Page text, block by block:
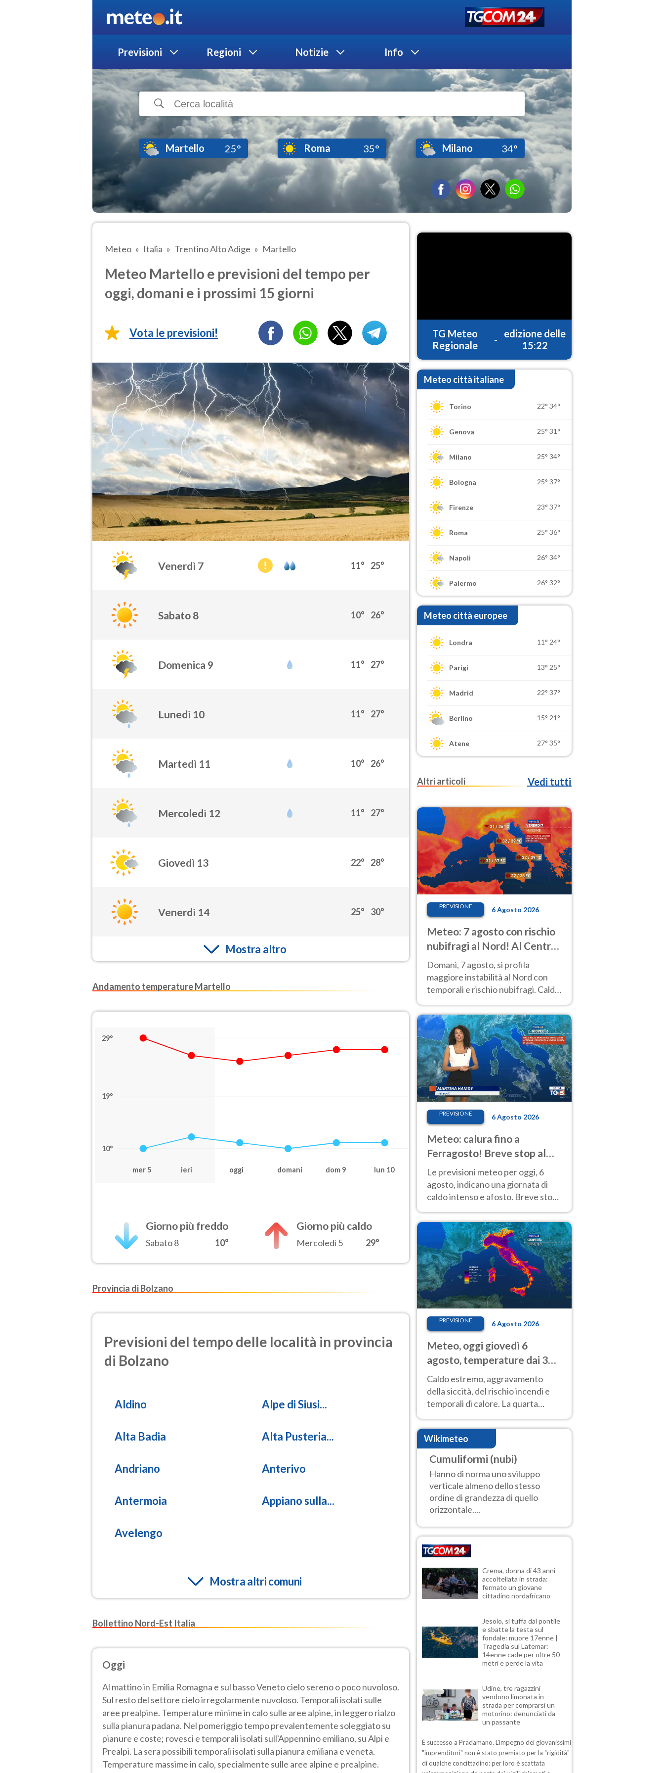
Previsioni Regioni Notizie Info
Martello 25° Roma 35° Milano 34°
Meteo Italia Trentino Alto Adige Martello
Meteo Martello e previsioni del tempo per
oggi, domani e i prossimi 15 giorni
Vota le previsioni!
Venerdì 7 11° 25°
Sabato 8 10° 26°
Domenica 9 11° 27°
Lunedì 10 11° 27°
Martedì 11 10° 26°
Mercoledì 12 11° 27°
Giovedì 13 22° 28°
Venerdì 14 25° 30°
Mostra altro
Andamento temperature Martello
29°
19°
10°
mer 5 ieri oggi domani dom 9 lun 10
Giorno più freddo
Sabato 8 10°
Giorno più caldo
Mercoledì 5 29°
Provincia di Bolzano
Previsioni del tempo delle località in provincia
di Bolzano
Aldino Alpe di Siusi...
Alta Badia Alta Pusteria...
Andriano Anterivo
Antermoia Appiano sulla...
Avelengo
Mostra altri comuni
Bollettino Nord-Est Italia
Oggi
Al mattino in Emilia Romagna e sul basso Veneto cielo sereno o poco nuvoloso.
Sul resto del settore cielo irregolarmente nuvoloso. Temporali isolati sulle
aree prealpine. Temperature minime in calo sulle aree alpine, in leggero rialzo
sulla pianura padana. Nel pomeriggio tempo prevalentemente soleggiato su
pianure e coste; rovesci e temporali isolati sull'Appennino emiliano, su Alpi e
Prealpi. La sera possibili temporali isolati sulla pianura emiliana e veneta.
Temperature massime in calo, specialmente sulle aree alpine e prealpine.
TG Meteo
Regionale
-
edizione delle
15:22
Meteo città italiane
Torino 22° 34°
Genova 25° 31°
Milano 25° 34°
Bologna 25° 37°
Firenze 23° 37°
Roma 25° 36°
Napoli 26° 34°
Palermo 26° 32°
Meteo città europee
Londra 11° 24°
Parigi 13° 25°
Madrid 22° 37°
Berlino 15° 21°
Atene 27° 35°
Altri articoli Vedi tutti
PREVISIONE 6 Agosto 2026
Meteo: 7 agosto con rischio
nubifragi al Nord! Al Centro-
Sud caldo estremo
Domani, 7 agosto, si profila
maggiore instabilità al Nord con
temporali e rischio nubifragi. Caldo
previsioni.
PREVISIONE 6 Agosto 2026
Meteo: calura fino a
Ferragosto! Breve stop al
Nord tra 7 e 9 agosto
Le previsioni meteo per oggi, 6
agosto, indicano una giornata di
caldo intenso e afosto. Breve stop
Nord.
PREVISIONE 6 Agosto 2026
Meteo, oggi giovedì 6
agosto, temperature dai 33
ai 40 gradi
Caldo estremo, aggravamento
della siccità, del rischio incendi e
temporali di calore. La quarta
intensa ondata di calore non dà
tregua e durerà fino Ferragosto
Wikimeteo
Cumuliformi (nubi)
Hanno di norma uno sviluppo
verticale almeno dello stesso
ordine di grandezza di quello
orizzontale....
Crema, donna di 43 anni
accoltellata in strada:
fermato un giovane
cittadino nordafricano
Jesolo, si tuffa dal pontile
e sbatte la testa sul
fondale: muore 17enne |
Tragedia sul Latemar:
14enne cade per oltre 50
metri e perde la vita
Udine, tre ragazzini
vendono limonata in
strada per comprarsi un
motorino: denunciati da
un passante
È successo a Pradamano. L'impegno dei giovanissimi
"imprenditori" non è stato premiato per la "rigidità"
di qualche concittadino: per loro è scattata